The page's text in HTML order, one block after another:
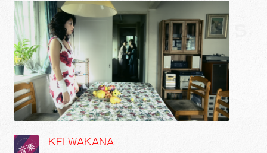
KEI WAKANA